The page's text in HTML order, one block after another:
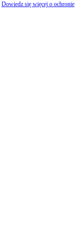
Dowiedz się więcej o ochronie